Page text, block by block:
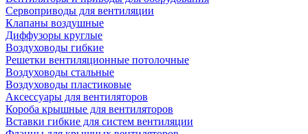
Сервоприводы для вентиляции
Клапаны воздушные
Диффузоры круглые
Воздуховоды гибкие
Решетки вентиляционные потолочные
Воздуховоды стальные
Воздуховоды пластиковые
Аксессуары для вентиляторов
Короба крышные для вентиляторов
Вставки гибкие для систем вентиляции